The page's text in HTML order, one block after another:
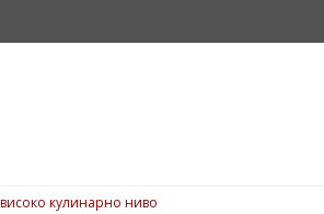
кулинарно ниво